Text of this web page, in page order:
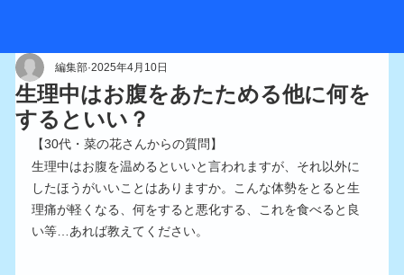
生理中はお腹をあたためる他に何を
するといい？
編集部 2025年4月10日
【30代・菜の花さんからの質問】
生理中はお腹を温めるといいと言われますが、それ以外に
したほうがいいことはありますか。こんな体勢をとると生
理痛が軽くなる、何をすると悪化する、これを食べると良
い等…あれば教えてください。